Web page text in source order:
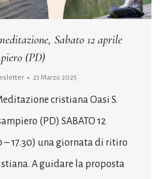
Sabato 12 aprile
(PD)
23 Marzo 2025
cristiana Oasi S.
(PD) SABATO 12
– 17.30) una giornata di ritiro
A guidare la proposta